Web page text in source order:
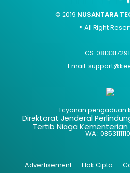
© 2019 NUSANTARA
® All Right
CS:
Email:
Layanan pengaduan
Direktorat Jenderal
Tertib Niaga Kementerian
WA :
Advertisement Hak Cipta